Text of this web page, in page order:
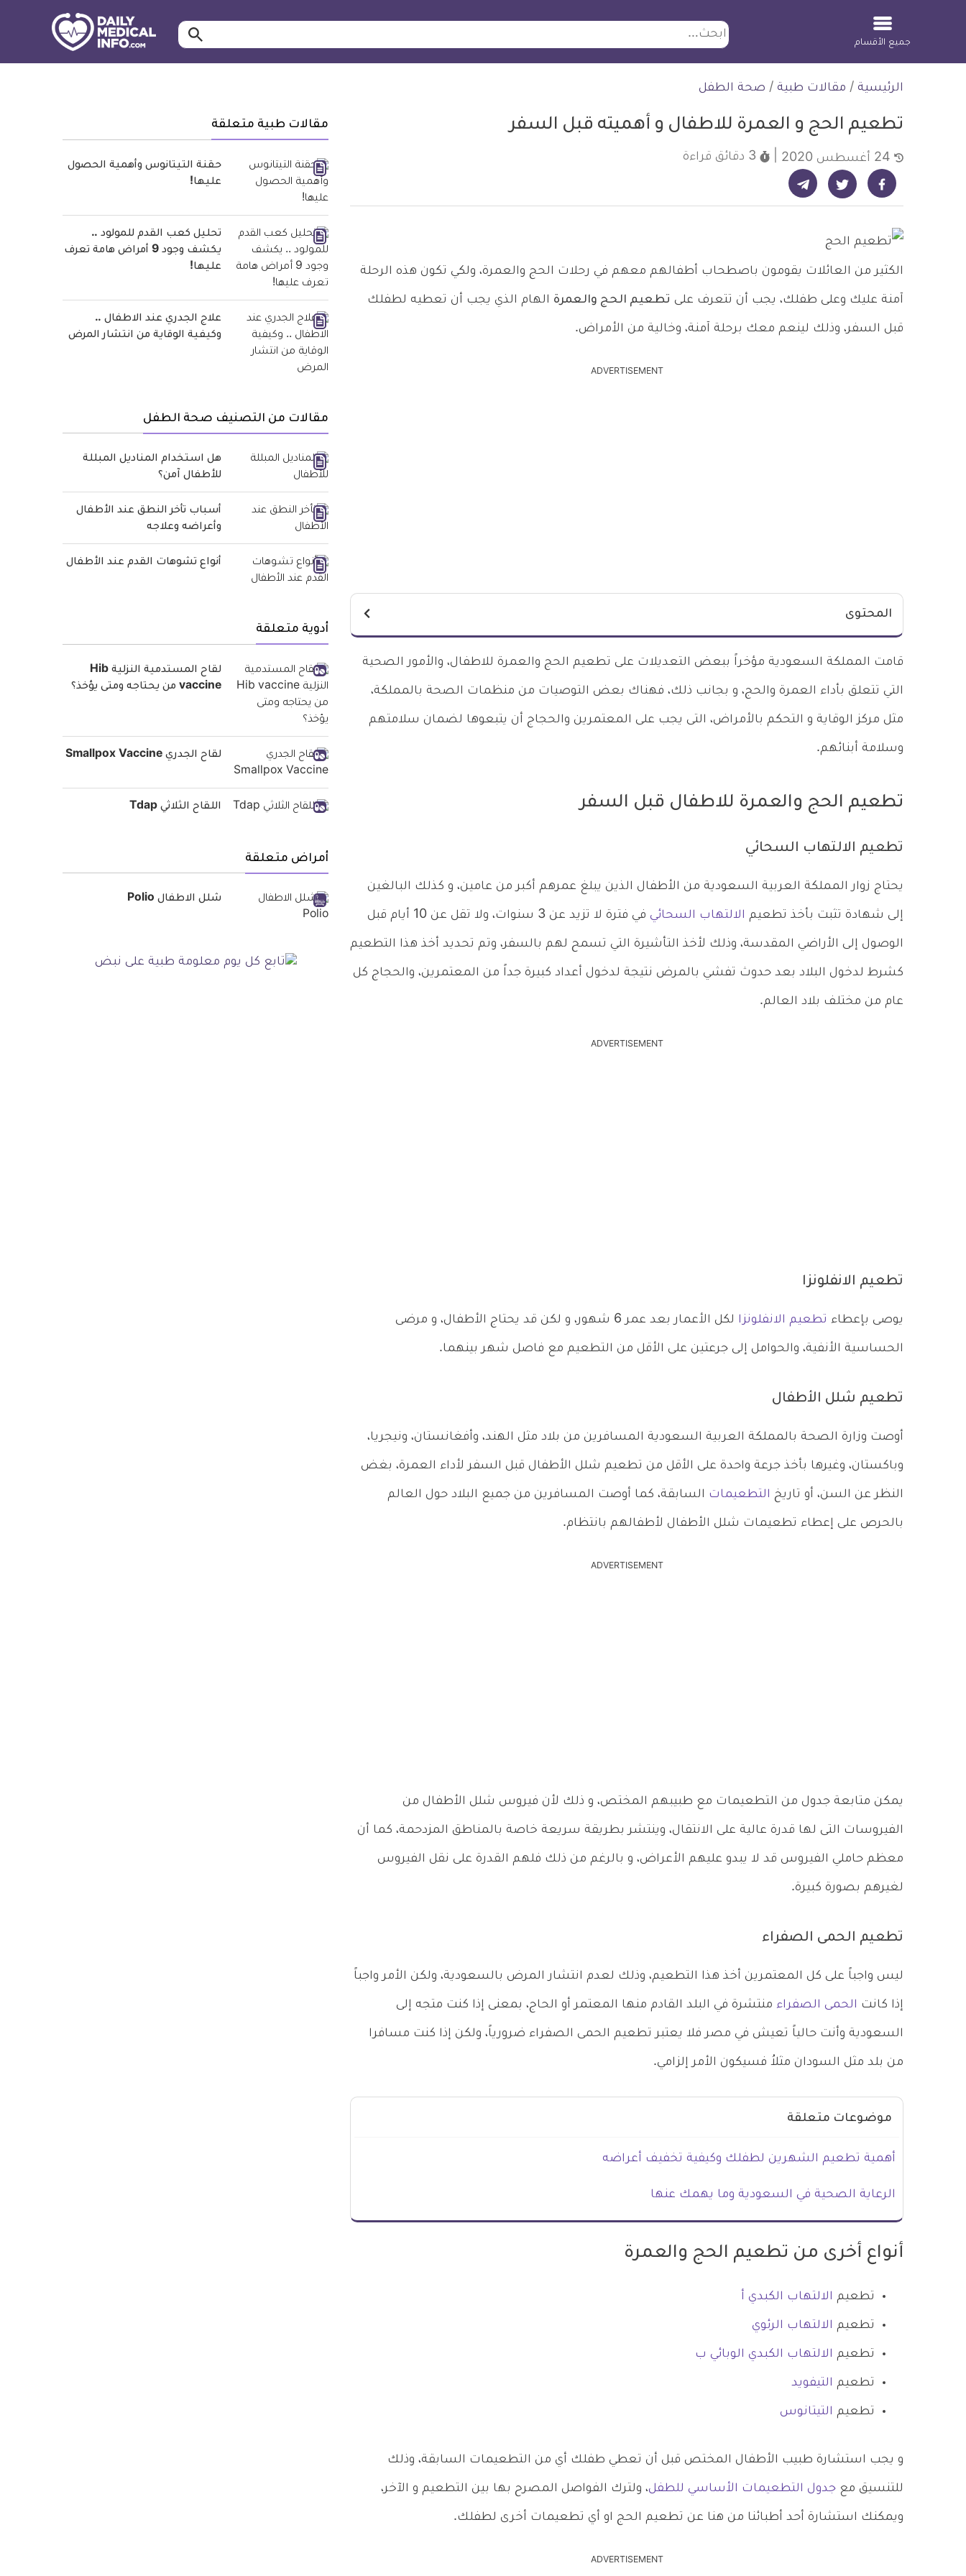
ابحث ابحث…
جميع الأقسام
الرئيسية / مقالات طبية / صحة الطفل
تطعيم الحج و العمرة للاطفال و أهميته قبل السفر
3 دقائق قراءة
شارك على فيسبوك - ديلي ميديكال انفو شارك على تويتر - ديلي ميديكال انفو شارك على تيليجرام - ديلي ميديكال انفو
الكثير من العائلات يقومون باصطحاب أطفالهم معهم في رحلات الحج والعمرة، ولكي تكون هذه الرحلة
آمنة عليك وعلى طفلك، يجب أن تتعرف على تطعيم الحج والعمرة الهام الذي يجب أن تعطيه لطفلك
قبل السفر، وذلك لينعم معك برحلة آمنة، وخالية من الأمراض.
ADVERTISEMENT
المحتوى
قامت المملكة السعودية مؤخراً ببعض التعديلات على تطعيم الحج والعمرة للاطفال، والأمور الصحية
التي تتعلق بأداء العمرة والحج، و بجانب ذلك، فهناك بعض التوصيات من منظمات الصحة بالمملكة،
مثل مركز الوقاية و التحكم بالأمراض، التى يجب على المعتمرين والحجاج أن يتبعوها لضمان سلامتهم
وسلامة أبنائهم.
تطعيم الحج والعمرة للاطفال قبل السفر
تطعيم الالتهاب السحائي
يحتاج زوار المملكة العربية السعودية من الأطفال الذين يبلغ عمرهم أكبر من عامين، و كذلك البالغين
إلى شهادة تثبت بأخذ تطعيم الالتهاب السحائي في فترة لا تزيد عن 3 سنوات، ولا تقل عن 10 أيام قبل
الوصول إلى الأراضي المقدسة، وذلك لأخذ التأشيرة التي تسمح لهم بالسفر، وتم تحديد أخذ هذا التطعيم
كشرط لدخول البلاد بعد حدوث تفشي بالمرض نتيجة لدخول أعداد كبيرة جداً من المعتمرين، والحجاج كل
عام من مختلف بلاد العالم.
ADVERTISEMENT
تطعيم الانفلونزا
يوصى بإعطاء تطعيم الانفلونزا لكل الأعمار بعد عمر 6 شهور، و لكن قد يحتاج الأطفال، و مرضى
الحساسية الأنفية، والحوامل إلى جرعتين على الأقل من التطعيم مع فاصل شهر بينهما.
تطعيم شلل الأطفال
أوصت وزارة الصحة بالمملكة العربية السعودية المسافرين من بلاد مثل الهند، وأفغانستان، ونيجريا،
وباكستان، وغيرها بأخذ جرعة واحدة على الأقل من تطعيم شلل الأطفال قبل السفر لأداء العمرة، بغض
النظر عن السن، أو تاريخ التطعيمات السابقة، كما أوصت المسافرين من جميع البلاد حول العالم
بالحرص على إعطاء تطعيمات شلل الأطفال لأطفالهم بانتظام.
ADVERTISEMENT
يمكن متابعة جدول من التطعيمات مع طبيبهم المختص، و ذلك لأن فيروس شلل الأطفال من
الفيروسات التى لها قدرة عالية على الانتقال، وينتشر بطريقة سريعة خاصة بالمناطق المزدحمة، كما أن
معظم حاملي الفيروس قد لا يبدو عليهم الأعراض، و بالرغم من ذلك فلهم القدرة على نقل الفيروس
لغيرهم بصورة كبيرة.
تطعيم الحمى الصفراء
ليس واجباً على كل المعتمرين أخذ هذا التطعيم، وذلك لعدم انتشار المرض بالسعودية، ولكن الأمر واجباً
إذا كانت الحمى الصفراء منتشرة في البلد القادم منها المعتمر أو الحاج، بمعنى إذا كنت متجه إلى
السعودية وأنت حالياً تعيش في مصر فلا يعتبر تطعيم الحمى الصفراء ضرورياً، ولكن إذا كنت مسافرا
من بلد مثل السودان مثلاُ فسيكون الأمر إلزامي.
موضوعات متعلقة
أهمية تطعيم الشهرين لطفلك وكيفية تخفيف أعراضه
الرعاية الصحية في السعودية وما يهمك عنها
أنواع أخرى من تطعيم الحج والعمرة
تطعيم الالتهاب الكبدي أ
تطعيم الالتهاب الرئوي
تطعيم الالتهاب الكبدي الوبائي ب
تطعيم التيفويد
تطعيم التيتانوس
و يجب استشارة طبيب الأطفال المختص قبل أن تعطي طفلك أي من التطعيمات السابقة، وذلك
للتنسيق مع جدول التطعيمات الأساسي للطفل، ولترك الفواصل المصرح بها بين التطعيم و الآخر،
ويمكنك استشارة أحد أطبائنا من هنا عن تطعيم الحج او أي تطعيمات أخرى لطفلك.
ADVERTISEMENT
مقالات طبية متعلقة
حقنة التيتانوس وأهمية الحصول
عليها!
تحليل كعب القدم للمولود ..
يكشف وجود 9 أمراض هامة تعرف
عليها!
علاج الجدري عند الاطفال ..
وكيفية الوقاية من انتشار المرض
مقالات من التصنيف صحة الطفل
هل استخدام المناديل المبللة
للأطفال آمن؟
أسباب تأخر النطق عند الأطفال
وأعراضه وعلاجه
أنواع تشوهات القدم عند الأطفال
أدوية متعلقة
لقاح المستدمية النزلية Hib
vaccine من يحتاجه ومتى يؤخذ؟
لقاح الجدري Smallpox Vaccine
اللقاح الثلاثي Tdap
أمراض متعلقة
شلل الاطفال Polio